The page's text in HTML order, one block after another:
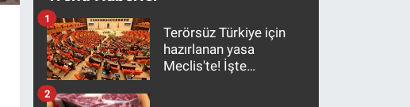
Terörsüz Türkiye için
hazırlanan yasa
Meclis'te! İşte
1
2